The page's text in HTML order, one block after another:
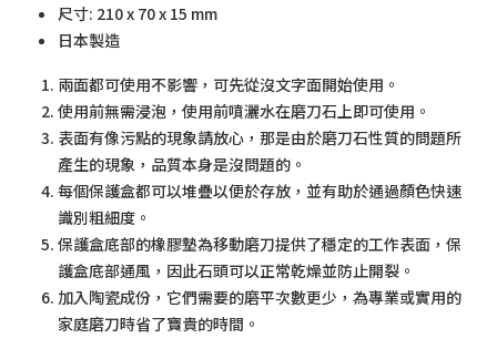
尺寸: 210 x 70 x 15 mm
日本製造
兩面都可使用不影響，可先從沒文字面開始使用。
使用前無需浸泡，使用前噴灑水在磨刀石上即可使用。
表面有像污點的現象請放心，那是由於磨刀石性質的問題所
產生的現象，品質本身是沒問題的。
每個保護盒都可以堆疊以便於存放，並有助於通過顏色快速
識別粗細度。
保護盒底部的橡膠墊為移動磨刀提供了穩定的工作表面，保
護盒底部通風，因此石頭可以正常乾燥並防止開裂。
加入陶瓷成份，它們需要的磨平次數更少，為專業或實用的
家庭磨刀時省了寶貴的時間。